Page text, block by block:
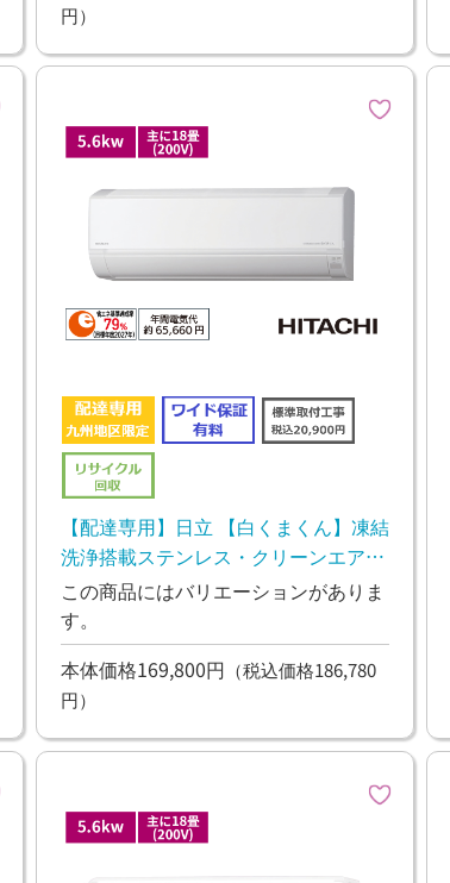
円）
【配達専用】日立 【白くまくん】凍結
洗浄搭載ステンレス・クリーンエアコ
ン Dシリーズ 5.6kw
この商品にはバリエーションがありま
す。
本体価格169,800円 （税込価格186,780
円）